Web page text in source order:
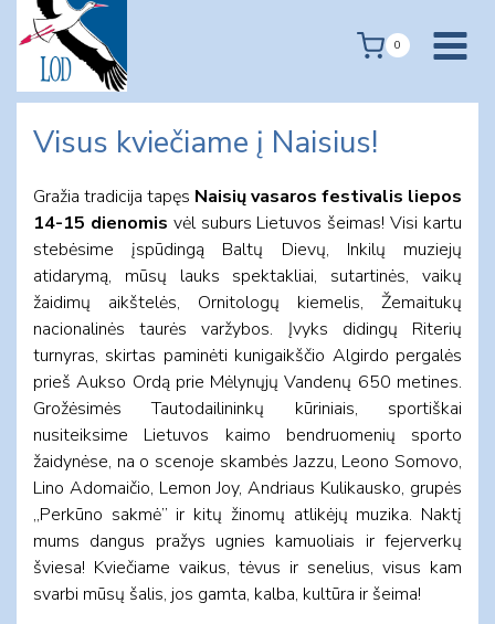
content
0
Visus kviečiame į Naisius!
Gražia tradicija tapęs Naisių vasaros festivalis liepos
14-15 dienomis vėl suburs Lietuvos šeimas! Visi kartu
stebėsime įspūdingą Baltų Dievų, Inkilų muziejų
atidarymą, mūsų lauks spektakliai, sutartinės, vaikų
žaidimų aikštelės, Ornitologų kiemelis, Žemaitukų
nacionalinės taurės varžybos. Įvyks didingų Riterių
turnyras, skirtas paminėti kunigaikščio Algirdo pergalės
prieš Aukso Ordą prie Mėlynųjų Vandenų 650 metines.
Grožėsimės Tautodailininkų kūriniais, sportiškai
nusiteiksime Lietuvos kaimo bendruomenių sporto
žaidynėse, na o scenoje skambės Jazzu, Leono Somovo,
Lino Adomaičio, Lemon Joy, Andriaus Kulikausko, grupės
„Perkūno sakmė” ir kitų žinomų atlikėjų muzika. Naktį
mums dangus pražys ugnies kamuoliais ir fejerverkų
šviesa! Kviečiame vaikus, tėvus ir senelius, visus kam
svarbi mūsų šalis, jos gamta, kalba, kultūra ir šeima!